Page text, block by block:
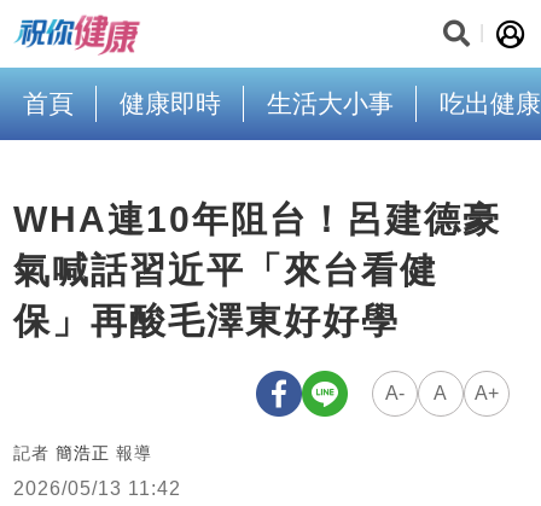
首頁 健康即時 生活大小事 吃出健康
WHA連10年阻台！呂建德豪
氣喊話習近平「來台看健
保」再酸毛澤東好好學
A- A A+
記者 簡浩正 報導
2026/05/13 11:42